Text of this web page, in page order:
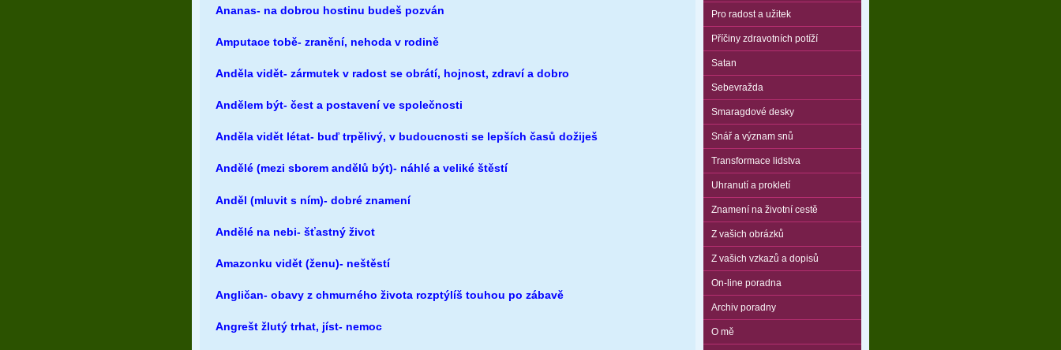
Ananas- na dobrou hostinu budeš pozván
Amputace tobě- zranění, nehoda v rodině
Anděla vidět- zármutek v radost se obrátí, hojnost, zdraví a dobro
Andělem být- čest a postavení ve společnosti
Anděla vidět létat- buď trpělivý, v budoucnosti se lepších časů dožiješ
Andělé (mezi sborem andělů být)- náhlé a veliké štěstí
Anděl (mluvit s ním)- dobré znamení
Andělé na nebi- šťastný život
Amazonku vidět (ženu)- neštěstí
Angličan- obavy z chmurného života rozptýlíš touhou po zábavě
Angrešt žlutý trhat, jíst- nemoc
Pro radost a užitek
Příčiny zdravotních potíží
Satan
Sebevražda
Smaragdové desky
Snář a význam snů
Transformace lidstva
Uhranutí a prokletí
Znamení na životní cestě
Z vašich obrázků
Z vašich vzkazů a dopisů
On-line poradna
Archiv poradny
O mě